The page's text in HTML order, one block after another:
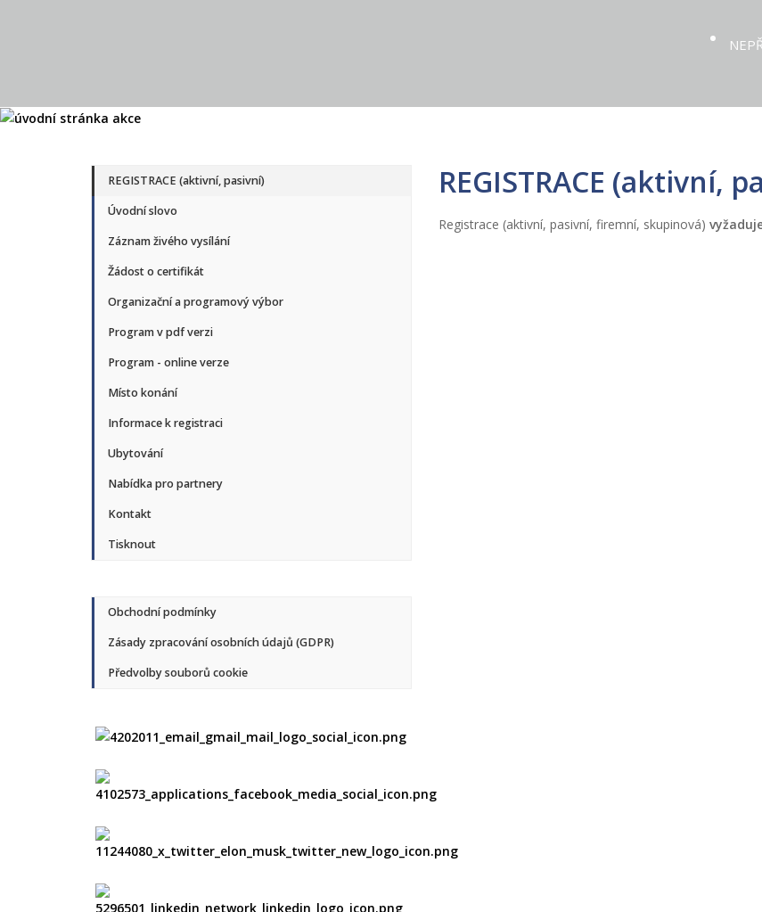
REGISTRACE (aktivní, pasivní)
Úvodní slovo
Záznam živého vysílání
Žádost o certifikát
Organizační a programový výbor
Program v pdf verzi
Program - online verze
Místo konání
Informace k registraci
Ubytování
Nabídka pro partnery
Kontakt
Tisknout
Obchodní podmínky
Zásady zpracování osobních údajů (GDPR)
Předvolby souborů cookie
REGISTRACE (aktivní,
Registrace (aktivní, pasivní, firemní, skupinová)